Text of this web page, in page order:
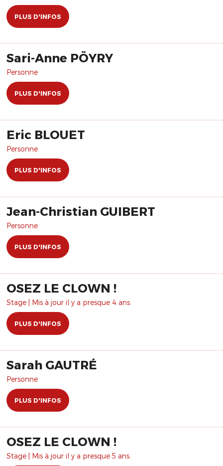
PLUS D'INFOS
Sari-Anne PÖYRY
Personne
PLUS D'INFOS
Eric BLOUET
Personne
PLUS D'INFOS
Jean-Christian GUIBERT
Personne
PLUS D'INFOS
OSEZ LE CLOWN !
Stage | Mis à jour il y a presque 4 ans.
PLUS D'INFOS
Sarah GAUTRÉ
Personne
PLUS D'INFOS
OSEZ LE CLOWN !
Stage | Mis à jour il y a presque 5 ans.